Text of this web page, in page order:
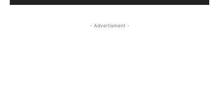
- Advertisment -